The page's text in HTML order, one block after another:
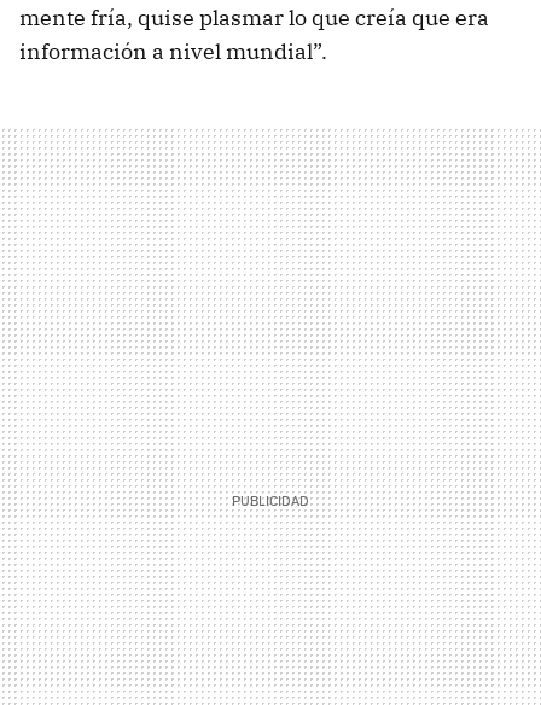
mente fría, quise plasmar lo que creía que era
información a nivel mundial”.